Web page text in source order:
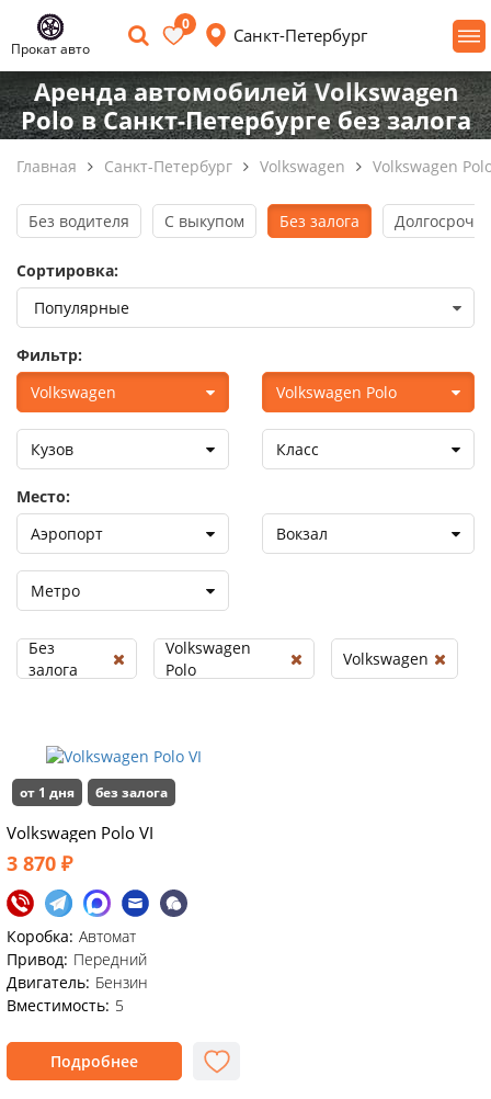
Прокат авто
0
Санкт-Петербург
Аренда автомобилей Volkswagen
Polo в Санкт-Петербурге без залога
Главная Санкт-Петербург Volkswagen Volkswagen
от 1 дня без залога
Volkswagen Polo VI
3 870 ₽
Коробка: Автомат
Привод: Передний
Двигатель: Бензин
Вместимость: 5
Подробнее
Без водителя С выкупом Без залога
Сортировка:
Фильтр:
Volkswagen
Volkswagen Polo
Кузов Класс
Место:
Аэропорт
Вокзал
Метро
Без
залога
Volkswagen
Polo
Volkswagen